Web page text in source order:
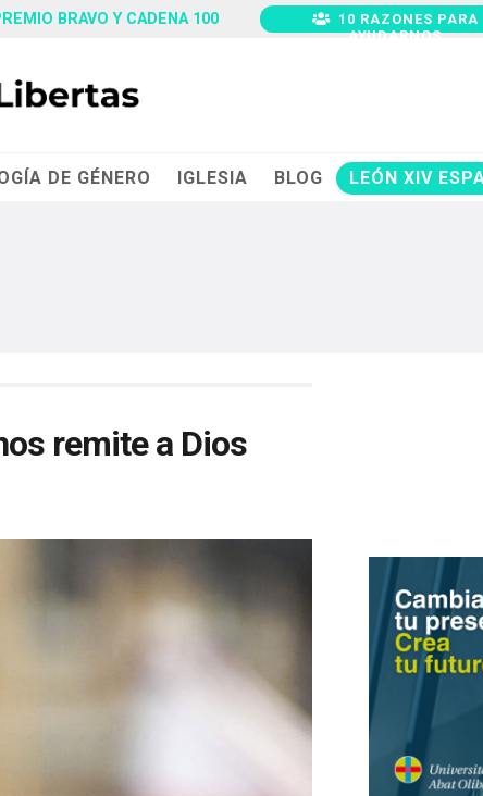
BRAVO Y CADENA 100
10 RAZONES PARA
AYUDARNOS
DE GÉNERO IGLESIA BLOG LEÓN XIV
remite a Dios